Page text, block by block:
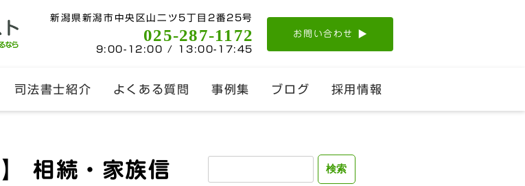
新潟県新潟市中央区山二ツ5丁目2番25号
025-287-1172
9:00-12:00 / 13:00-17:45
お問い合わせ
司法書士紹介 よくある質問 事例集 ブログ 採用情報
相続・家族信
検